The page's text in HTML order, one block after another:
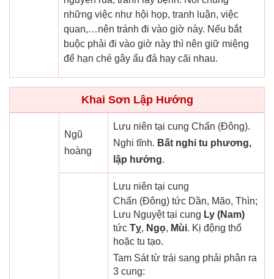
những việc như hội họp, tranh luận, việc
quan,…nên tránh đi vào giờ này. Nếu bắt
buộc phải đi vào giờ này thì nên giữ miệng
để hạn ché gây ẩu đả hay cãi nhau.
Khai Sơn Lập Hướng
Ngũ
hoàng
Lưu niên tại cung Chấn (Đông).
Nghi tĩnh. Bất nghi tu phương,
lập hướng.
Lưu niên tại cung
Chấn (Đông) tức Dần, Mão, Thìn;
Lưu Nguyệt tại cung Ly (Nam)
tức Tỵ, Ngọ, Mùi. Kị động thổ
hoặc tu tạo.
Tam Sát từ trái sang phải phân ra
3 cung: